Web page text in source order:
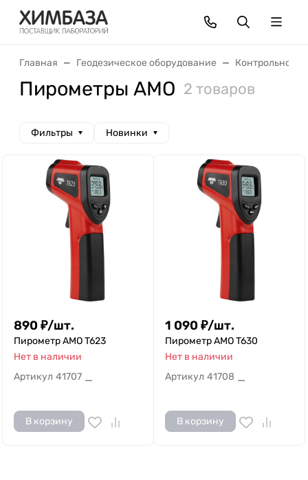
Главная Геодезическое оборудование Контрольно-
Пирометры AMO 2 товаров
Фильтры Новинки
890 ₽/шт.
Пирометр AMO T623
Нет в наличии
Артикул 41707 —
В корзину
1 090 ₽/шт.
Пирометр AMO T630
Нет в наличии
Артикул 41708 —
В корзину